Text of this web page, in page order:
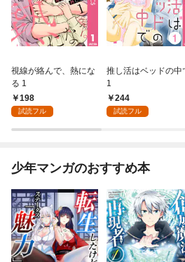
視線が絡んで、熱にな
る 1
198
試読フル
推し活はベッドの中
1
244
試読フル
少年マンガのおすすめ本